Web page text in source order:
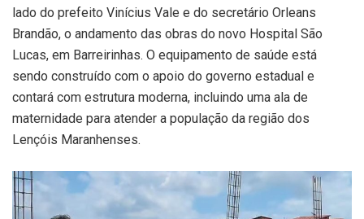
lado do prefeito Vinícius Vale e do secretário Orleans
Brandão, o andamento das obras do novo Hospital São
Lucas, em Barreirinhas. O equipamento de saúde está
sendo construído com o apoio do governo estadual e
contará com estrutura moderna, incluindo uma ala de
maternidade para atender a população da região dos
Lençóis Maranhenses.